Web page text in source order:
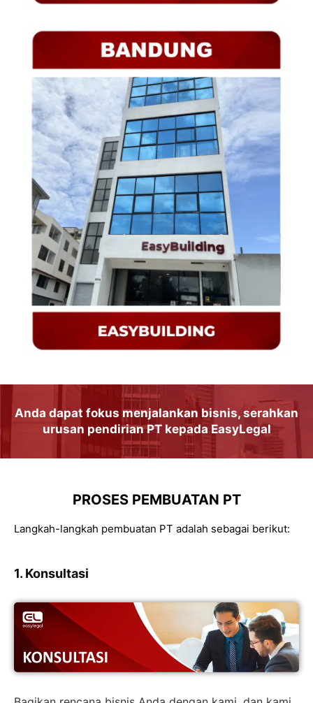
Anda dapat fokus menjalankanbisnis, serahkan
urusan pendirian PT kepada EasyLegal
PROSES PEMBUATAN PT
Langkah-langkah pembuatan PT adalah sebagai berikut:
1. Konsultasi